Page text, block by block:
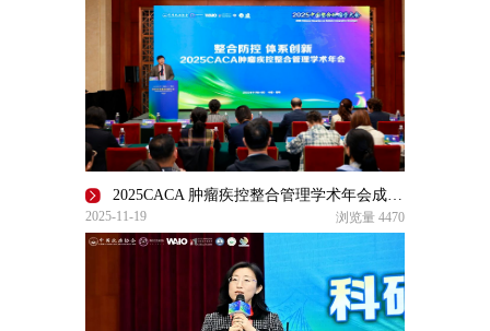
2025CACA 肿瘤疾控整合管理学术年会成功召开
2025-11-19 浏览量 4470